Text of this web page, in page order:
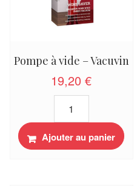
Pompe à vide – Vacuvin
19,20€
Pompe
à
vide
Ajouter au panier